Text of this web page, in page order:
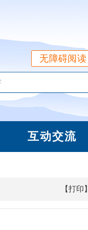
无障碍阅读
互动交流
【打印】